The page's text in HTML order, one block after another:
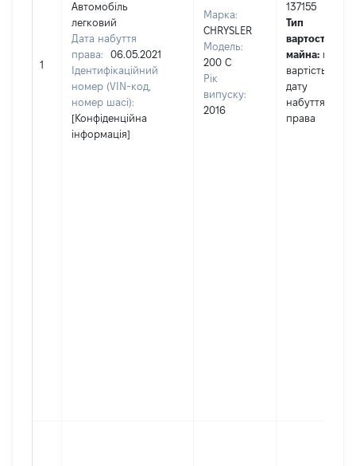
1
Автомобіль
легковий
Дата набуття
права:
06.05.2021
Ідентифікаційний
номер (VIN-код,
номер шасі):
[Конфіденційна
інформація]
Марка:
CHRYSLER
Модель:
200 C
Рік
випуску:
2016
137155
Тип
вартості
майна: це
вартість на
дату
набуття
права